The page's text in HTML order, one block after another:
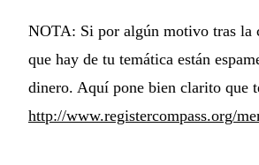
NOTA: Si por algún motivo tras la
que hay de tu temática están
dinero. Aquí pone bien clarito que
http://www.registercompass.org/